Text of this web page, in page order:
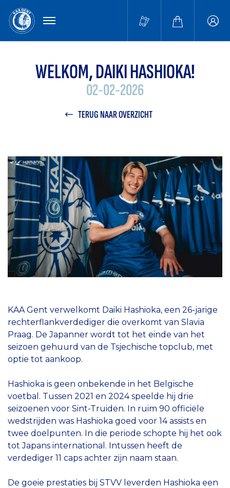
MENU
WELKOM, DAIKI HASHIOKA!
02-02-2026
TERUG NAAR OVERZICHT
KAA Gent verwelkomt Daiki Hashioka, een 26-jarige
rechterflankverdediger die overkomt van Slavia
Praag. De Japanner wordt tot het einde van het
seizoen gehuurd van de Tsjechische topclub, met
optie tot aankoop.
Hashioka is geen onbekende in het Belgische
voetbal. Tussen 2021 en 2024 speelde hij drie
seizoenen voor Sint-Truiden. In ruim 90 officiële
wedstrijden was Hashioka goed voor 14 assists en
twee doelpunten. In die periode schopte hij het ook
tot Japans international. Intussen heeft de
verdediger 11 caps achter zijn naam staan.
De goeie prestaties bij STVV leverden Hashioka een